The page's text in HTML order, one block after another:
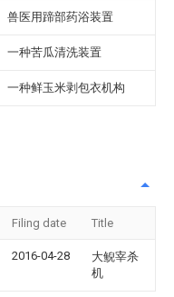
兽医用蹄部药浴装置
一种苦瓜清洗装置
一种鲜玉米剥包衣机构
Filing date Title
2016-04-28
大鲵宰杀
机